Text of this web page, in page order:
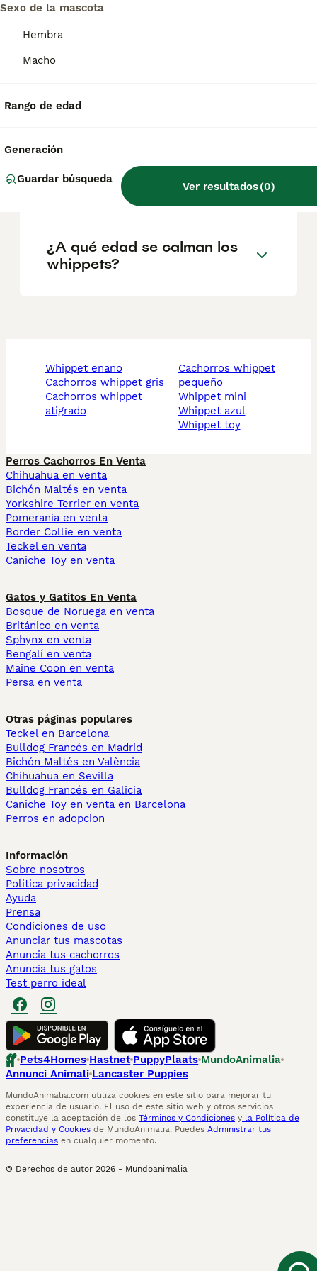
Sexo de la mascota
Hembra
Macho
Rango de edad
Generación
Guardar búsqueda
Ver resultados(0)
¿Cuál es la diferencia entre
¿Cuánto duerme un
¿A qué edad se calman los
whippets?
whippet enano
cachorros whippet gris
cachorros whippet
atigrado
cachorros whippet
pequeño
whippet mini
whippet azul
whippet toy
Perros Cachorros En Venta
Chihuahua en venta
Bichón Maltés en venta
Yorkshire Terrier en venta
Pomerania en venta
Border Collie en venta
Teckel en venta
Caniche Toy en venta
Gatos y Gatitos En Venta
Bosque de Noruega en venta
Británico en venta
Sphynx en venta
Bengalí en venta
Maine Coon en venta
Persa en venta
Otras páginas populares
Teckel en Barcelona
Bulldog Francés en Madrid
Bichón Maltés en València
Chihuahua en Sevilla
Bulldog Francés en Galicia
Caniche Toy en venta en Barcelona
Perros en adopcion
Información
Sobre nosotros
Politica privacidad
Ayuda
Prensa
Condiciones de uso
Anunciar tus mascotas
Anuncia tus cachorros
Anuncia tus gatos
Test perro ideal
Pets4Homes Hastnet PuppyPlaats MundoAnimalia
Annunci Animali Lancaster Puppies
MundoAnimalia.com utiliza cookies en este sitio para mejorar tu
experiencia de usuario. El uso de este sitio web y otros servicios
constituye la aceptación de los Términos y Condiciones y la Política de
Privacidad y Cookies de MundoAnimalia. Puedes Administrar tus
preferencias en cualquier momento.
© Derechos de autor 2026 - Mundoanimalia